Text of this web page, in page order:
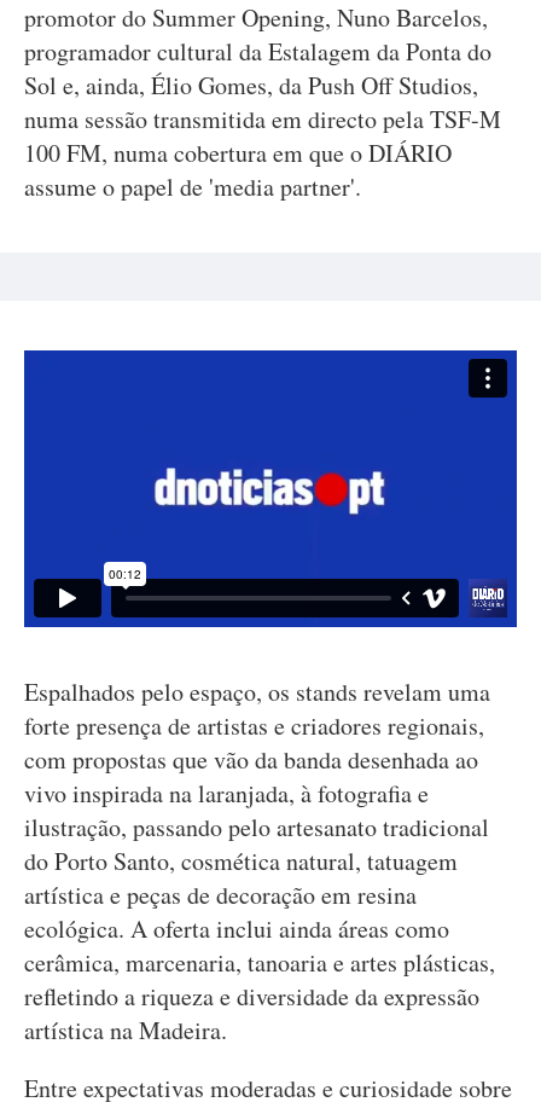
promotor do Summer Opening, Nuno Barcelos,
programador cultural da Estalagem da Ponta do
Sol e, ainda, Élio Gomes, da Push Off Studios,
numa sessão transmitida em directo pela TSF-M
100 FM, numa cobertura em que o DIÁRIO
assume o papel de 'media partner'.
Espalhados pelo espaço, os stands revelam uma
forte presença de artistas e criadores regionais,
com propostas que vão da banda desenhada ao
vivo inspirada na laranjada, à fotografia e
ilustração, passando pelo artesanato tradicional
do Porto Santo, cosmética natural, tatuagem
artística e peças de decoração em resina
ecológica. A oferta inclui ainda áreas como
cerâmica, marcenaria, tanoaria e artes plásticas,
refletindo a riqueza e diversidade da expressão
artística na Madeira.
Entre expectativas moderadas e curiosidade sobre